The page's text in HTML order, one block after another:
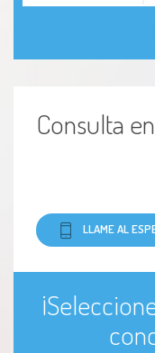
Consulta
LLAME AL